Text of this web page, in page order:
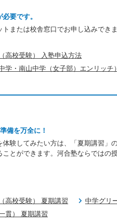
要です。
または校舎窓口でお申し込みできま
高校受験） 入塾申込方法
学・南山中学（女子部）エンリッチ
備を万全に！
験してみたい方は、「夏期講習」
とができます。河合塾ならではの
高校受験） 夏期講習
中学グリ
貫） 夏期講習